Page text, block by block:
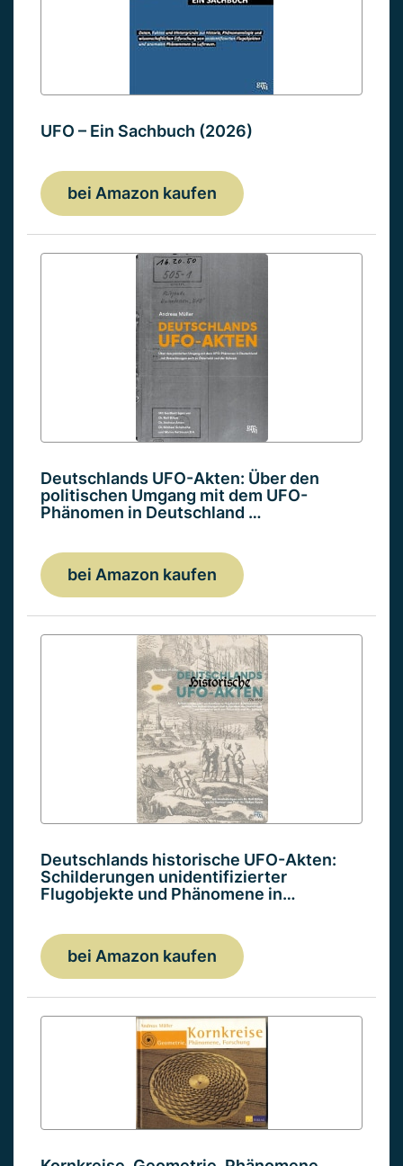
UFO – Ein Sachbuch (2026)
bei Amazon kaufen
Deutschlands UFO-Akten: Über den
politischen Umgang mit dem UFO-
Phänomen in Deutschland …
bei Amazon kaufen
Deutschlands historische UFO-Akten:
Schilderungen unidentifizierter
Flugobjekte und Phänomene in…
bei Amazon kaufen